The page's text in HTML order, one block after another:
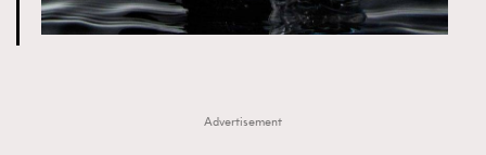
Advertisement